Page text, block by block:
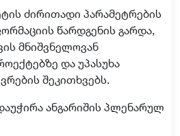
ძირითადი პარამეტრების
წარდგენის გარდა,
მნიშვნელოვან
და უპასუხა
შეკითხვებს.
ანგარიშის პლენარულ